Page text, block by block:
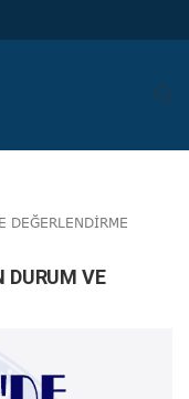
DEĞERLENDİRME
DURUM VE